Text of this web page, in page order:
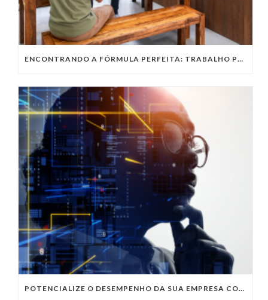
ENCONTRANDO A FÓRMULA PERFEITA: TRABALHO PRESENCIAL, HOME OFFICE OU TRABALHO HÍBRIDO?
POTENCIALIZE O DESEMPENHO DA SUA EMPRESA COM OS SERVIÇOS DE TI DA VIVO VITA